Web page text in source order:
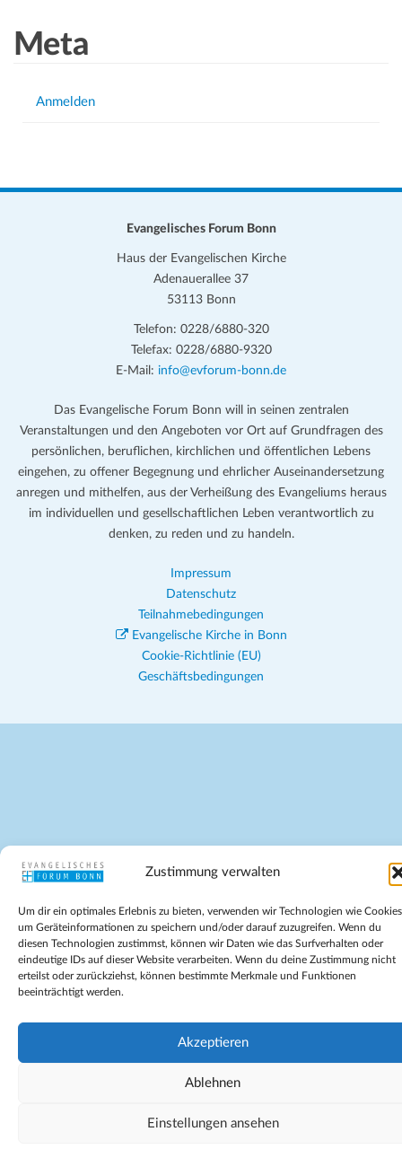
Zustimmung verwalten
Um dir ein optimales Erlebnis zu bieten, verwenden wir Technologien wie
um Geräteinformationen zu speichern und/oder darauf zuzugreifen. Wenn du
diesen Technologien zustimmst, können wir Daten wie das Surfverhalten oder
eindeutige IDs auf dieser Website verarbeiten. Wenn du deine Zustimmung nicht
erteilst oder zurückziehst, können bestimmte Merkmale und Funktionen
beeinträchtigt werden.
Akzeptieren
Ablehnen
Einstellungen ansehen
Meta
Anmelden
Evangelisches Forum Bonn
Haus der Evangelischen Kirche
Adenauerallee 37
53113 Bonn
Telefon: 0228/6880-320
Telefax: 0228/6880-9320
E-Mail: info@evforum-bonn.de
Das Evangelische Forum Bonn will in seinen zentralen
Veranstaltungen und den Angeboten vor Ort auf Grundfragen des
persönlichen, beruflichen, kirchlichen und öffentlichen Lebens
eingehen, zu offener Begegnung und ehrlicher Auseinandersetzung
anregen und mithelfen, aus der Verheißung des Evangeliums heraus
im individuellen und gesellschaftlichen Leben verantwortlich zu
denken, zu reden und zu handeln.
Impressum
Datenschutz
Teilnahmebedingungen
Evangelische Kirche in Bonn
Cookie-Richtlinie (EU)
Geschäftsbedingungen